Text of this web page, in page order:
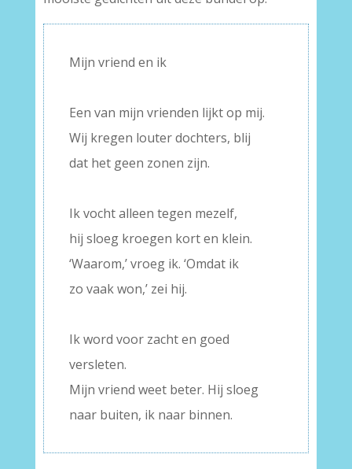
Mijn vriend en ik
Een van mijn vrienden lijkt op mij.
Wij kregen louter dochters, blij
dat het geen zonen zijn.
Ik vocht alleen tegen mezelf,
hij sloeg kroegen kort en klein.
‘Waarom,’ vroeg ik. ‘Omdat ik
zo vaak won,’ zei hij.
Ik word voor zacht en goed
versleten.
Mijn vriend weet beter. Hij sloeg
naar buiten, ik naar binnen.